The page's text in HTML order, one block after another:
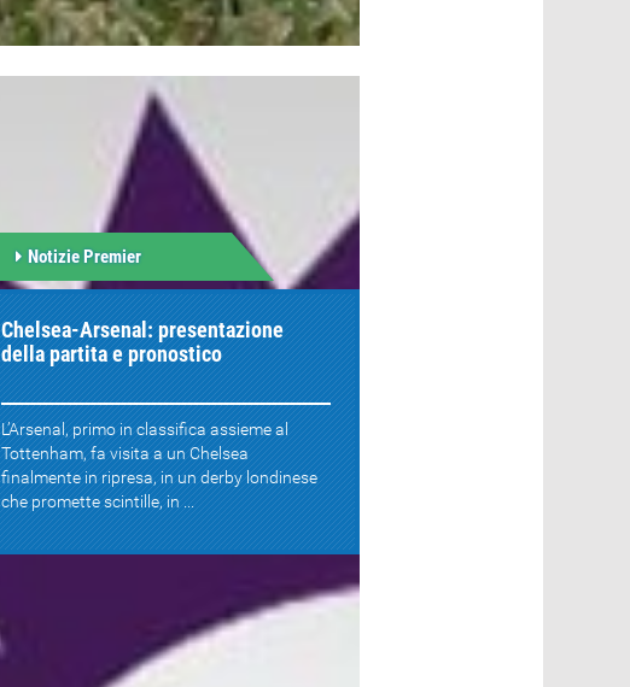
Notizie Premier
Chelsea-Arsenal: presentazione
della partita e pronostico
L’Arsenal, primo in classifica assieme al
Tottenham, fa visita a un Chelsea
finalmente in ripresa, in un derby londinese
che promette scintille, in ...